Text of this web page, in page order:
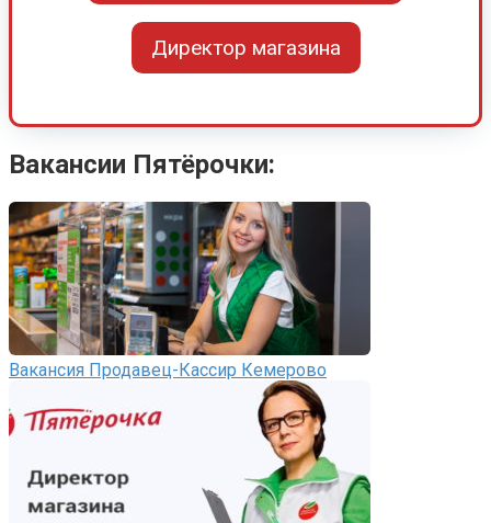
Директор магазина
Вакансии Пятёрочки:
Вакансия Продавец-Кассир Кемерово